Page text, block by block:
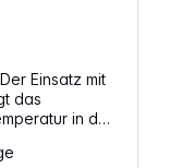
Einsatz mit
das
in der
aber
in der